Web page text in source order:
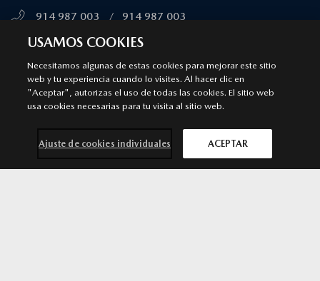
914 987 003
/
914 987 003
MÁS INFORMACIÓN
MAJADAHONDA
Punto de venta y Servicio Autorizado Mazda
911 091 430 / 911 091 430
MÁS INFORMACIÓN
USAMOS COOKIES
Necesitamos algunas de estas cookies para mejorar este sitio
web y tu experiencia cuando lo visites. Al hacer clic en
"Aceptar", autorizas el uso de todas las cookies. El sitio web
usa cookies necesarias para tu visita al sitio web.
Ajuste de cookies individuales ACEPTAR